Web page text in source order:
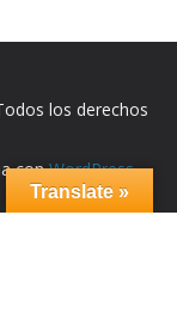
los derechos
conWordPress.
Translate »